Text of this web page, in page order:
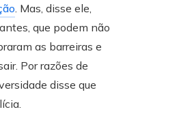
. Mas, disse ele,
que podem não
as barreiras e
Por razões de
disse que